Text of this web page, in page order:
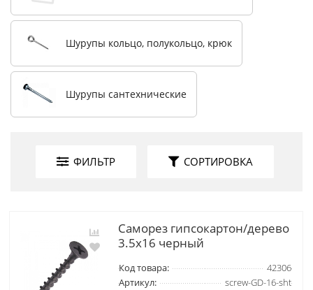
Шурупы кольцо, полукольцо, крюк
Шурупы сантехнические
ФИЛЬТР СОРТИРОВКА
Саморез гипсокартон/дерево
3.5х16 черный
Код товара:
42306
Артикул:
screw-GD-16-sht